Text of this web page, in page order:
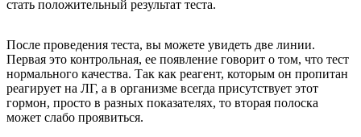
стать положительный результат теста.
После проведения теста, вы можете увидеть две линии.
Первая это контрольная, ее появление говорит о том, что тест
нормального качества. Так как реагент, которым он пропитан
реагирует на ЛГ, а в организме всегда присутствует этот
гормон, просто в разных показателях, то вторая полоска
может слабо проявиться.